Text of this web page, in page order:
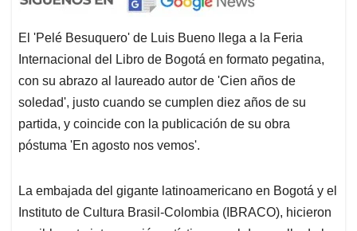
El 'Pelé Besuquero' de Luis Bueno llega a la Feria
Internacional del Libro de Bogotá en formato pegatina,
con su abrazo al laureado autor de 'Cien años de
soledad', justo cuando se cumplen diez años de su
partida, y coincide con la publicación de su obra
póstuma 'En agosto nos vemos'.
La embajada del gigante latinoamericano en Bogotá y el
Instituto de Cultura Brasil-Colombia (IBRACO), hicieron